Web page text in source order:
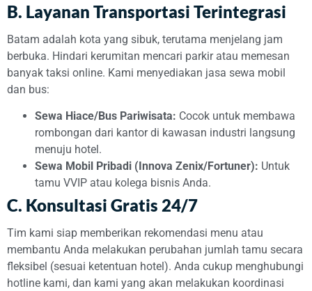
B. Layanan Transportasi Terintegrasi
Batam adalah kota yang sibuk, terutama menjelang jam
berbuka. Hindari kerumitan mencari parkir atau memesan
banyak taksi online. Kami menyediakan jasa sewa mobil
dan bus:
Sewa Hiace/Bus Pariwisata: Cocok untuk membawa
rombongan dari kantor di kawasan industri langsung
menuju hotel.
Sewa Mobil Pribadi (Innova Zenix/Fortuner): Untuk
tamu VVIP atau kolega bisnis Anda.
C. Konsultasi Gratis 24/7
Tim kami siap memberikan rekomendasi menu atau
membantu Anda melakukan perubahan jumlah tamu secara
fleksibel (sesuai ketentuan hotel). Anda cukup menghubungi
hotline kami, dan kami yang akan melakukan koordinasi